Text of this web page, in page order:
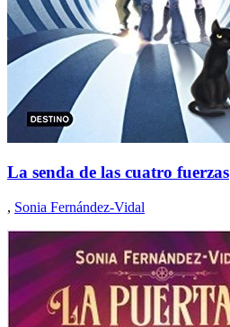
La senda de las cuatro fuerzas
, Sonia Fernández-Vidal